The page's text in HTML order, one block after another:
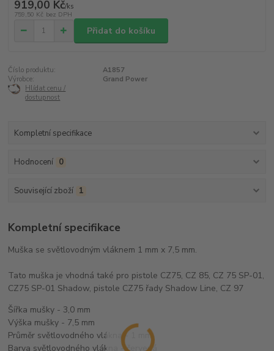
919,00 Kč/ks
759,50 Kč bez DPH
Přidat do košíku
Číslo produktu:
A1857
Výrobce:
Grand Power
Hlídat cenu /
dostupnost
Kompletní specifikace
Hodnocení 0
Související zboží 1
Kompletní specifikace
Muška se světlovodným vláknem 1 mm x 7,5 mm.
Tato muška je vhodná také pro pistole CZ75, CZ 85, CZ 75 SP-01,
CZ75 SP-01 Shadow, pistole CZ75 řady Shadow Line, CZ 97
Šířka mušky - 3,0 mm
Výška mušky - 7,5 mm
Průměr světlovodného vlákna - 1 mm
Barva světlovodného vlákna - červená